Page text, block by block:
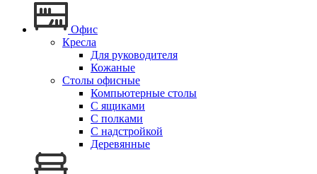
Офис
Кресла
Для руководителя
Кожаные
Столы офисные
Компьютерные столы
С ящиками
С полками
С надстройкой
Деревянные